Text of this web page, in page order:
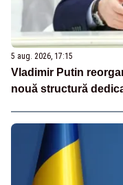
5 aug. 2026, 17:15
Vladimir Putin
nouă structură